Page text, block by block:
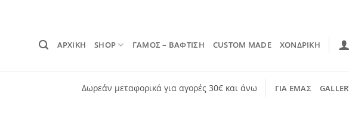
ΑΡΧΙΚΗ SHOP ΓΑΜΟΣ – ΒΑΦΤΙΣΗ CUSTOM MADE ΧΟΝΔΡΙΚΗ
Δωρεάν μεταφορικά για αγορές 30€ και άνω ΓΙΑ ΕΜΑΣ